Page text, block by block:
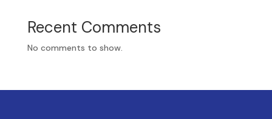
Recent Comments
No comments to show.